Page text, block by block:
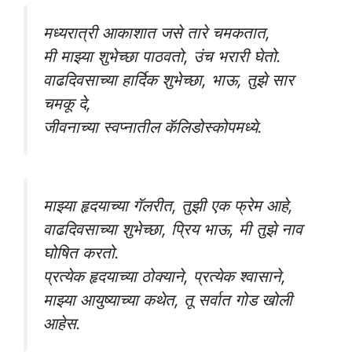
मध्यरात्री आकाशात जसे तारे चमकतात,
मी माझ्या शुभेच्छा पाठवतो, उंच भरारी घेतो.
वाढदिवसाच्या हार्दिक शुभेच्छा, भाऊ, तुझे सार
चमकू दे,
जीवनाच्या स्वप्नातील कॅलिडोस्कोपमध्ये.
माझ्या हृदयाच्या गॅलरीत, तुझी एक फ्रेम आहे,
वाढदिवसाच्या शुभेच्छा, प्रिय भाऊ, मी तुझे नाव
घोषित करतो.
प्रत्येक हृदयाच्या ठोक्याने, प्रत्येक श्वासाने,
माझ्या आयुष्याच्या कथेत, तू सर्वात गोड खोली
आहेस.